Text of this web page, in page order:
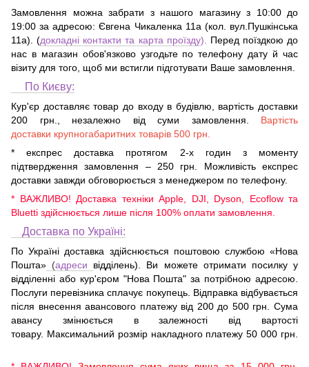
Замовлення можна забрати з нашого магазину з 10:00 до
19:00 за адресою:Євгена Чикаленка 11а (кол. вул.Пушкінська
11а) . (докладні контакти та карта проїзду). Перед поїздкою до
нас в магазин обов'язково узгодьте по телефону дату й час
візиту для того, щоб ми встигли підготувати Ваше замовлення.
По Києву:
Кур'єр доставляє товар до входу в будівлю, вартість доставки
200 грн., незалежно від суми замовлення. Вартість
доставки крупногабаритних товарів 500 грн.
* експрес доставка протягом 2-х годин з моменту
підтвердження замовлення – 250 грн. Можливість експрес
доставки завжди обговорюється з менеджером по телефону.
* ВАЖЛИВО! Доставка техніки Apple, DJI, Dyson, Ecoflow та
Bluetti здійснюється лише після 100% оплати замовлення.
Доставка по Україні:
По Україні доставка здійснюється поштовою службою «Нова
Пошта» (адреси
відділень). Ви можете отримати посилку у
відділенні або кур'єром "Нова Пошта" за потрібною адресою.
Послуги перевізника сплачує покупець. Відправка відбувається
після внесення авансового платежу від 200 до 500 грн. Сума
авансу змінюється в залежності від вартості
товару. Максимальний розмір накладного платежу 50 000 грн.